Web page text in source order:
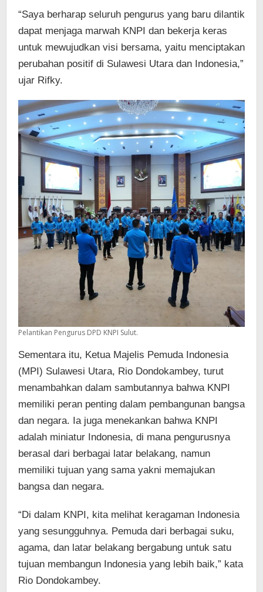
“Saya berharap seluruh pengurus yang baru dilantik
dapat menjaga marwah KNPI dan bekerja keras
untuk mewujudkan visi bersama, yaitu menciptakan
perubahan positif di Sulawesi Utara dan Indonesia,”
ujar Rifky.
Pelantikan Pengurus DPD KNPI Sulut.
Sementara itu, Ketua Majelis Pemuda Indonesia
(MPI) Sulawesi Utara, Rio Dondokambey, turut
menambahkan dalam sambutannya bahwa KNPI
memiliki peran penting dalam pembangunan bangsa
dan negara. Ia juga menekankan bahwa KNPI
adalah miniatur Indonesia, di mana pengurusnya
berasal dari berbagai latar belakang, namun
memiliki tujuan yang sama yakni memajukan
bangsa dan negara.
“Di dalam KNPI, kita melihat keragaman Indonesia
yang sesungguhnya. Pemuda dari berbagai suku,
agama, dan latar belakang bergabung untuk satu
tujuan membangun Indonesia yang lebih baik,” kata
Rio Dondokambey.